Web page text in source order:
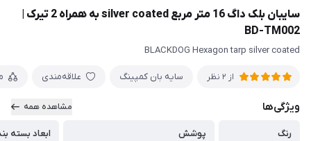
سایبان بلک داگ 16 متر مربع silver coated به همراه 2 تیرک |
BD-TM002
BLACKDOG Hexagon tarp silver coated
از 2 نظر سایه بان کمپینگ علاقه‌مندی
ویژگی‌ها مشاهده همه
رنگ
پوشش
ابعاد بسته